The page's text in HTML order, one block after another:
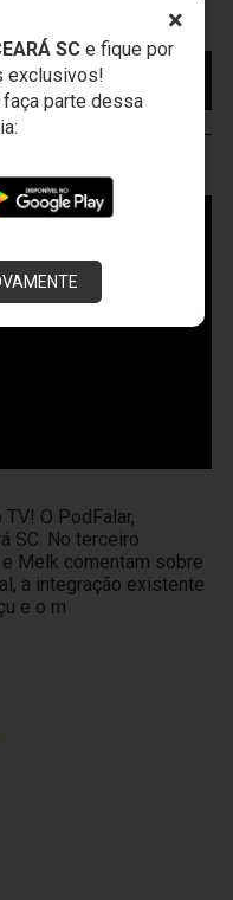
×
SCe fique por
exclusivos!
parte dessa
• 22 ª Rodada
COMPRE AQUI SEU
INGRESSO
O PodFalar,
SC. No terceiro
Melk comentam sobre
a integração existente
e o m